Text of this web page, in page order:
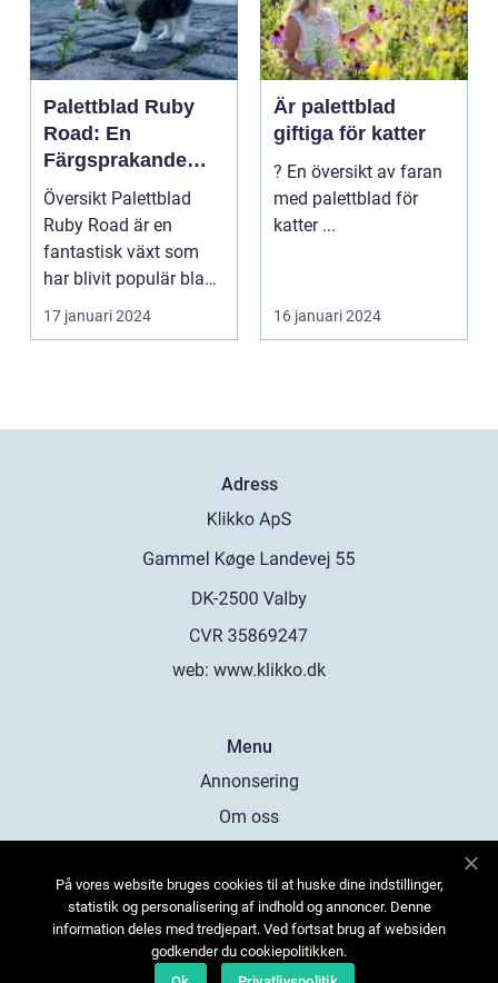
Palettblad Ruby
Road: En
Färgsprakande
Skapelse För
Trädgården
Översikt Palettblad
Ruby Road är en
fantastisk växt som
har blivit populär bland
trädgårdsentusiast...
17 januari 2024
Är palettblad
giftiga för katter
? En översikt av faran
med palettblad för
katter ...
16 januari 2024
Adress
web: www.klikko.dk
Menu
Annonsering
Om oss
Kontakta oss
Sitemap
På vores website bruges cookies til at huske dine indstillinger,
statistik og personalisering af indhold og annoncer. Denne
information deles med tredjepart. Ved fortsat brug af websiden
godkender du cookiepolitikken.